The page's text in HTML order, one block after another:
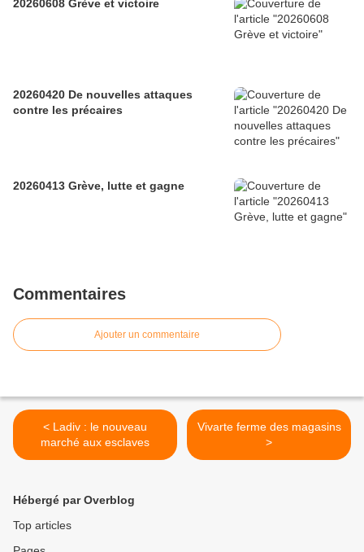
20260608 Grève et victoire
20260420 De nouvelles attaques
contre les précaires
20260413 Grève, lutte et gagne
Commentaires
Ajouter un commentaire
< Ladiv : le nouveau
marché aux esclaves
Vivarte ferme des magasins
>
Hébergé par Overblog
Top articles